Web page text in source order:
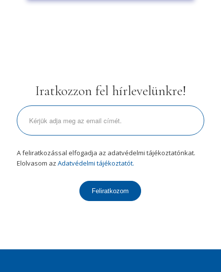
Iratkozzon fel hírlevelünkre!
A feliratkozással elfogadja az adatvédelmi tájékoztatónkat.
Elolvasom az Adatvédelmi tájékoztatót.
Feliratkozom